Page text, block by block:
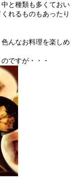
と種類も多くておい
れるものもあったり
んなお料理を楽しめ
ですが・・・